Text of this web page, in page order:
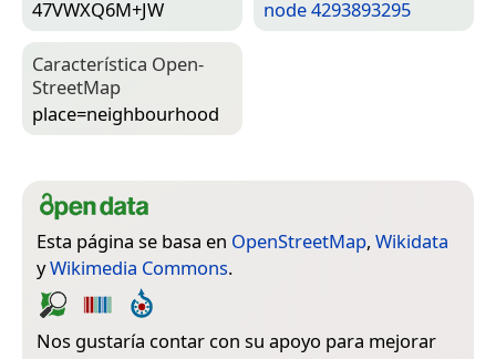
47VWXQ6M+JW node 4293893295
Característica Open­
Street­Map
place=­neighbourhood
Esta página se basa en OpenStreetMap, Wikidata
yWikimedia Commons.
Nos gustaría contar con su apoyo para mejorar